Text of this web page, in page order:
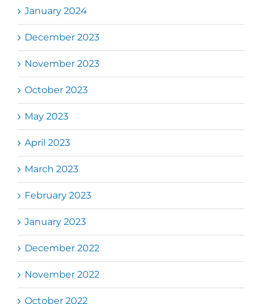
January 2024
December 2023
November 2023
October 2023
May 2023
April 2023
March 2023
February 2023
January 2023
December 2022
November 2022
October 2022